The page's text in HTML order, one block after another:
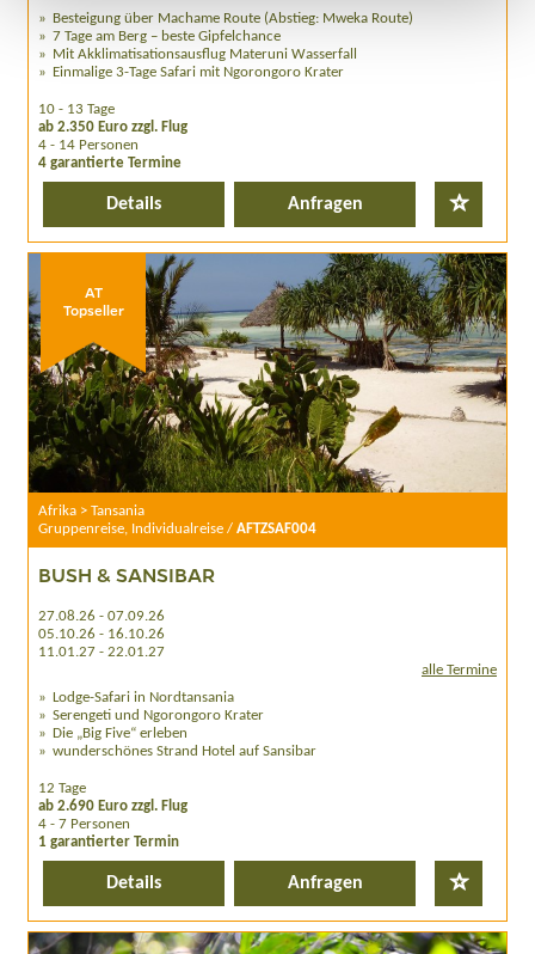
Besteigung über Machame Route (Abstieg: Mweka Route)
7 Tage am Berg – beste Gipfelchance
Mit Akklimatisationsausflug Materuni Wasserfall
Einmalige 3-Tage Safari mit Ngorongoro Krater
10 - 13 Tage
ab 2.350 Euro zzgl. Flug
4 - 14 Personen
4 garantierte Termine
Details Anfragen
AT
Topseller
Afrika > Tansania
Gruppenreise, Individualreise / AFTZSAF004
BUSH & SANSIBAR
27.08.26 - 07.09.26
05.10.26 - 16.10.26
11.01.27 - 22.01.27
alle Termine
Lodge-Safari in Nordtansania
Serengeti und Ngorongoro Krater
Die „Big Five“ erleben
wunderschönes Strand Hotel auf Sansibar
12 Tage
ab 2.690 Euro zzgl. Flug
4 - 7 Personen
1 garantierter Termin
Details Anfragen